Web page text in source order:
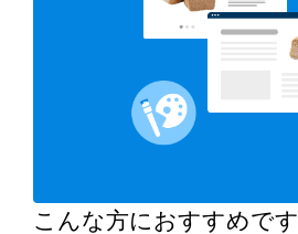
こんな方におすすめです